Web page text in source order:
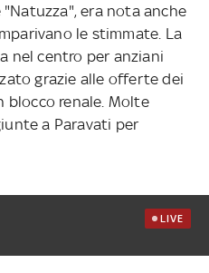
era nota anche
le stimmate. La
nel centro per anziani
grazie alle offerte dei
blocco renale. Molte
a Paravati per
LIVE